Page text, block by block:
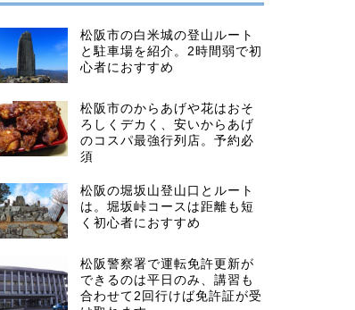
松阪市の白米城の登山ルート
と駐車場を紹介。2時間弱で初
心者におすすめ
松阪市のからあげや花はおそ
ろしくデカく、安いからあげ
のコスパ最強行列店。予約必
須
松阪の堀坂山登山口とルート
は。堀坂峠コースは距離も短
く初心者におすすめ
松阪警察署で運転免許更新が
できるのは平日のみ、講習も
合わせて2回行けば免許証が受